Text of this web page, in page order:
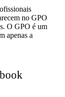
no GPO
O GPO é um
apenas a